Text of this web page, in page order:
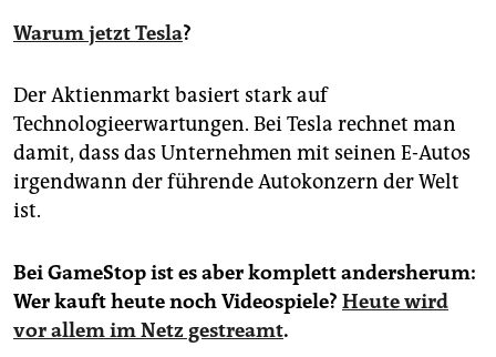
Warum jetzt Tesla?
Der Aktienmarkt basiert stark auf
Technologieerwartungen. Bei Tesla rechnet man
damit, dass das Unternehmen mit seinen E-Autos
irgendwann der führende Autokonzern der Welt
ist.
Bei GameStop ist es aber komplett andersherum:
Wer kauft heute noch Videospiele? Heute wird
vor allem im Netz gestreamt.